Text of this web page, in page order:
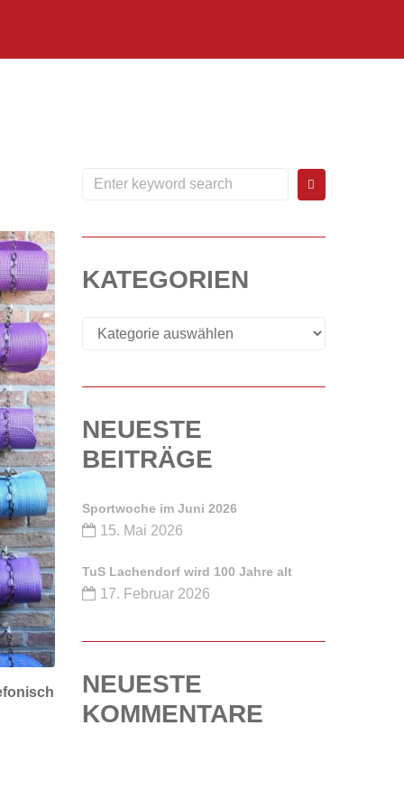
KATEGORIEN
NEUESTE
BEITRÄGE
Sportwoche im Juni 2026
15. Mai 2026
TuS Lachendorf wird 100 Jahre alt
17. Februar 2026
NEUESTE
KOMMENTARE